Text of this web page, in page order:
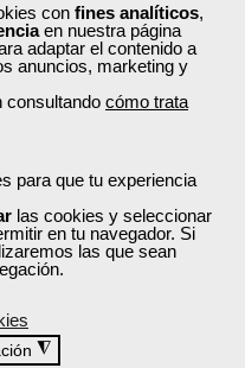
con fines analíticos,
en nuestra página
adaptar el contenido a
anuncios, marketing y
consultando cómo trata
para que tu experiencia
las cookies y seleccionar
en tu navegador. Si
las que sean
◮